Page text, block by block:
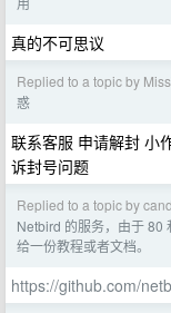
真的不可思议
Replied to a topic by
惑
联系客服 申请解封 小
诉封号问题
Replied to a topic by
Netbird 的服务，由于 80
给一份教程或者文档。
https://github.com/